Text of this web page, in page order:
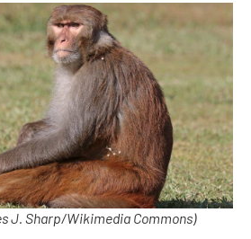
J. Sharp/Wikimedia Commons)